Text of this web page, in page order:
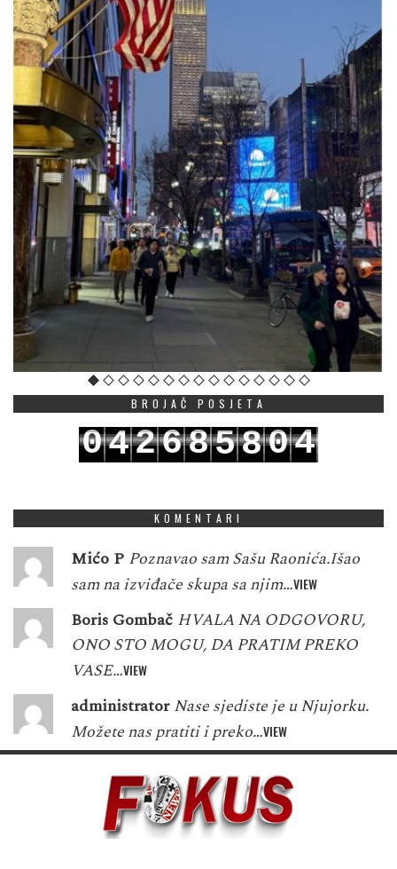
BROJAČ POSJETA
042685804
KOMENTARI
Mićo P Poznavao sam Sašu Raonića.Išao
sam na izviđače skupa sa njim…VIEW
Boris Gombač HVALA NA ODGOVORU,
ONO STO MOGU, DA PRATIM PREKO
VASE…VIEW
administrator Nase sjediste je u Njujorku.
Možete nas pratiti i preko…VIEW